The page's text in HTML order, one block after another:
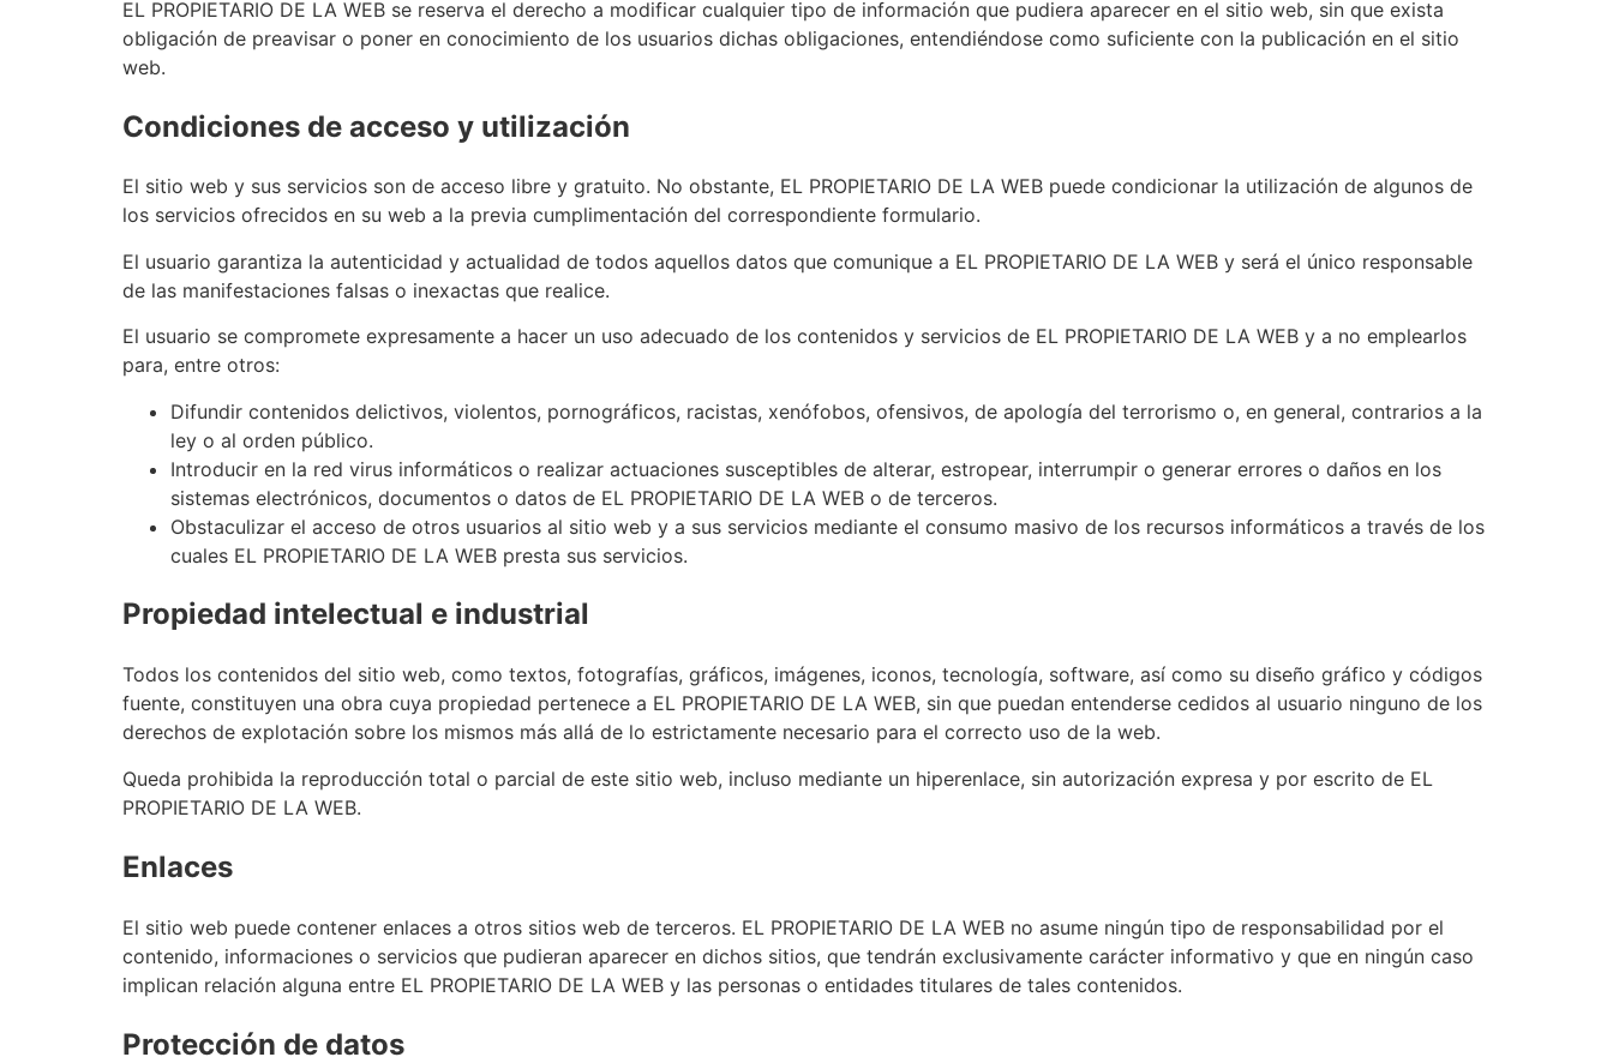
EL PROPIETARIO DE LA WEB se reserva el derecho a modificar cualquier tipo de información que pudiera aparecer en el sitio web, sin que exista
obligación de preavisar o poner en conocimiento de los usuarios dichas obligaciones, entendiéndose como suficiente con la publicación en el sitio
web.
Condiciones de acceso y utilización
El sitio web y sus servicios son de acceso libre y gratuito. No obstante, EL PROPIETARIO DE LA WEB puede condicionar la utilización de algunos de
los servicios ofrecidos en su web a la previa cumplimentación del correspondiente formulario.
El usuario garantiza la autenticidad y actualidad de todos aquellos datos que comunique a EL PROPIETARIO DE LA WEB y será el único responsable
de las manifestaciones falsas o inexactas que realice.
El usuario se compromete expresamente a hacer un uso adecuado de los contenidos y servicios de EL PROPIETARIO DE LA WEB y a no emplearlos
para, entre otros:
Difundir contenidos delictivos, violentos, pornográficos, racistas, xenófobos, ofensivos, de apología del terrorismo o, en general, contrarios a la
ley o al orden público.
Introducir en la red virus informáticos o realizar actuaciones susceptibles de alterar, estropear, interrumpir o generar errores o daños en los
sistemas electrónicos, documentos o datos de EL PROPIETARIO DE LA WEB o de terceros.
Obstaculizar el acceso de otros usuarios al sitio web y a sus servicios mediante el consumo masivo de los recursos informáticos a través de los
cuales EL PROPIETARIO DE LA WEB presta sus servicios.
Propiedad intelectual e industrial
Todos los contenidos del sitio web, como textos, fotografías, gráficos, imágenes, iconos, tecnología, software, así como su diseño gráfico y códigos
fuente, constituyen una obra cuya propiedad pertenece a EL PROPIETARIO DE LA WEB, sin que puedan entenderse cedidos al usuario ninguno de los
derechos de explotación sobre los mismos más allá de lo estrictamente necesario para el correcto uso de la web.
Queda prohibida la reproducción total o parcial de este sitio web, incluso mediante un hiperenlace, sin autorización expresa y por escrito de EL
PROPIETARIO DE LA WEB.
Enlaces
El sitio web puede contener enlaces a otros sitios web de terceros. EL PROPIETARIO DE LA WEB no asume ningún tipo de responsabilidad por el
contenido, informaciones o servicios que pudieran aparecer en dichos sitios, que tendrán exclusivamente carácter informativo y que en ningún caso
implican relación alguna entre EL PROPIETARIO DE LA WEB y las personas o entidades titulares de tales contenidos.
Protección de datos